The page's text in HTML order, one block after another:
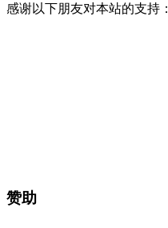
感谢以下朋友对本站的支持：
赞助